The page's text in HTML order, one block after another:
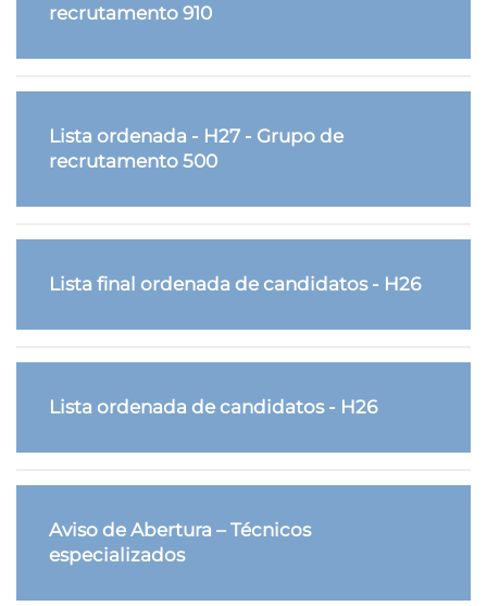
recrutamento 910
Lista ordenada - H27 - Grupo de
recrutamento 500
Lista final ordenada de candidatos - H26
Lista ordenada de candidatos - H26
Aviso de Abertura – Técnicos
especializados